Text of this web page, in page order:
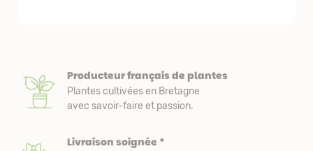
Producteur français de plantes
Plantes cultivées en Bretagne
avec savoir-faire et passion.
Livraison soignée *